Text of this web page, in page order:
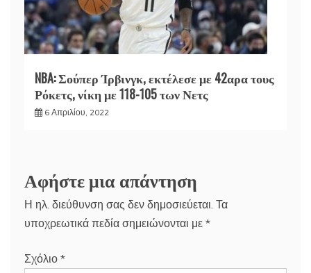
NBA: Σούπερ Ίρβινγκ, εκτέλεσε με 42αρα τους
Ρόκετς, νίκη με 118-105 των Νετς
6 Απριλίου, 2022
Αφήστε μια απάντηση
Η ηλ. διεύθυνση σας δεν δημοσιεύεται. Τα
υποχρεωτικά πεδία σημειώνονται με *
Σχόλιο *